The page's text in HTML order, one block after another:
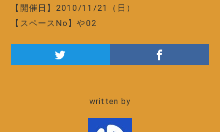
【開催日】2010/11/21（日）
【スペースNo】や02
written by